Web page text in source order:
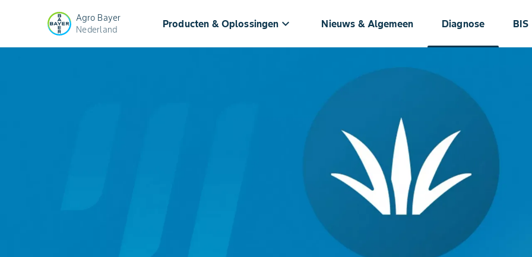
Agro Bayer
Nederland
Producten & Oplossingen keyboard_arrow_down Nieuws & Algemeen Diagnose BIS